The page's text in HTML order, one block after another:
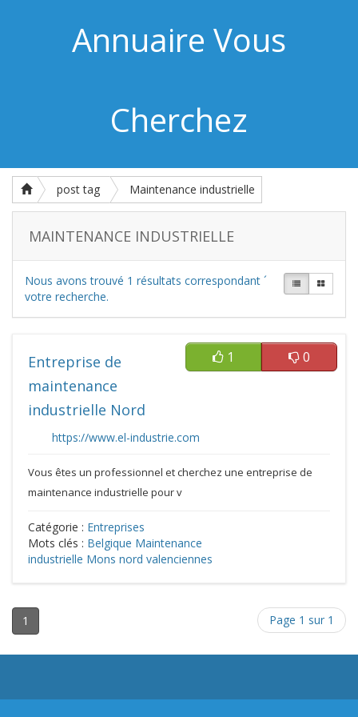
Annuaire Vous
Cherchez
post tag Maintenance industrielle
MAINTENANCE INDUSTRIELLE
Nous avons trouvé 1 résultats correspondant ´
votre recherche.
1 0
Entreprise de
maintenance
industrielle Nord
https://www.el-industrie.com
Vous êtes un professionnel et cherchez une entreprise de
maintenance industrielle pour v
Catégorie : Entreprises
Mots clés : Belgique Maintenance
industrielle Mons nord valenciennes
1 Page 1 sur 1